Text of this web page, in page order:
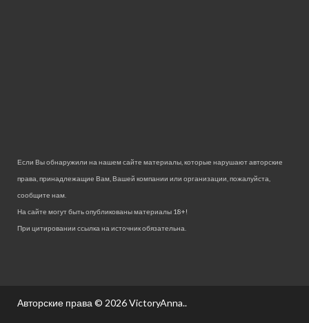
Если Вы обнаружили на нашем сайте материалы, которые нарушают авторские
права, принадлежащие Вам, Вашей компании или организации, пожалуйста,
сообщите нам.
На сайте могут быть опубликованы материалы 18+!
При цитировании ссылка на источник обязательна.
Авторские права © 2026VictoryAnna..